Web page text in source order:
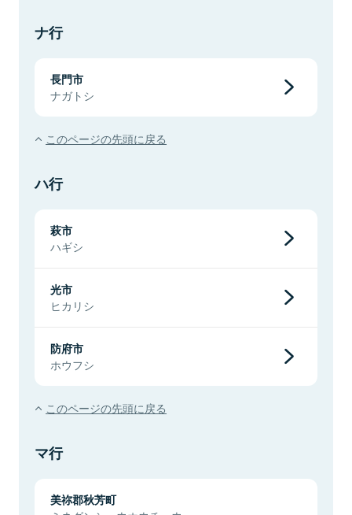
ナ行
長門市
ナガトシ
このページの先頭に戻る
ハ行
萩市
ハギシ
光市
ヒカリシ
防府市
ホウフシ
このページの先頭に戻る
マ行
美祢郡秋芳町